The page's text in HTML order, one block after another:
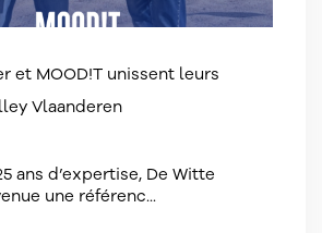
et MOOD!T unissent leurs
Vlaanderen
ans d’expertise, De Witte
une référenc...